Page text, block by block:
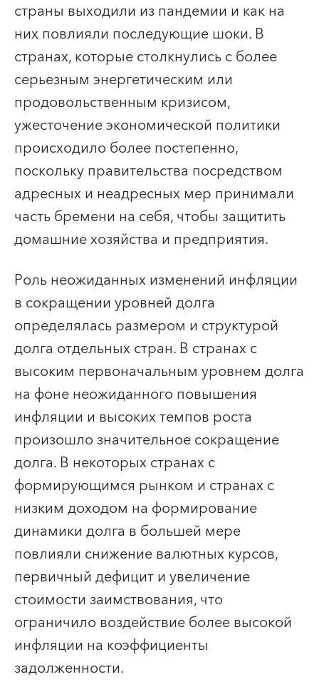
страны выходили из пандемии и как на
них повлияли последующие шоки. В
странах, которые столкнулись с более
серьезным энергетическим или
продовольственным кризисом,
ужесточение экономической политики
происходило более постепенно,
поскольку правительства посредством
адресных и неадресных мер принимали
часть бремени на себя, чтобы защитить
домашние хозяйства и предприятия.
Роль неожиданных изменений инфляции
в сокращении уровней долга
определялась размером и структурой
долга отдельных стран. В странах с
высоким первоначальным уровнем долга
на фоне неожиданного повышения
инфляции и высоких темпов роста
произошло значительное сокращение
долга. В некоторых странах с
формирующимся рынком и странах с
низким доходом на формирование
динамики долга в большей мере
повлияли снижение валютных курсов,
первичный дефицит и увеличение
стоимости заимствования, что
ограничило воздействие более высокой
инфляции на коэффициенты
задолженности.